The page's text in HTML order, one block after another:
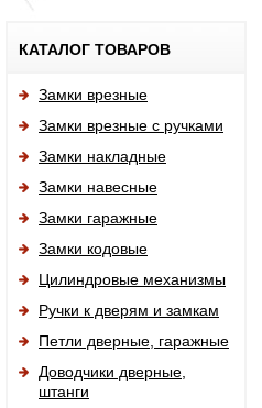
КАТАЛОГ ТОВАРОВ
Замки врезные
Замки врезные с ручками
Замки накладные
Замки навесные
Замки гаражные
Замки кодовые
Цилиндровые механизмы
Ручки к дверям и замкам
Петли дверные, гаражные
Доводчики дверные,
штанги